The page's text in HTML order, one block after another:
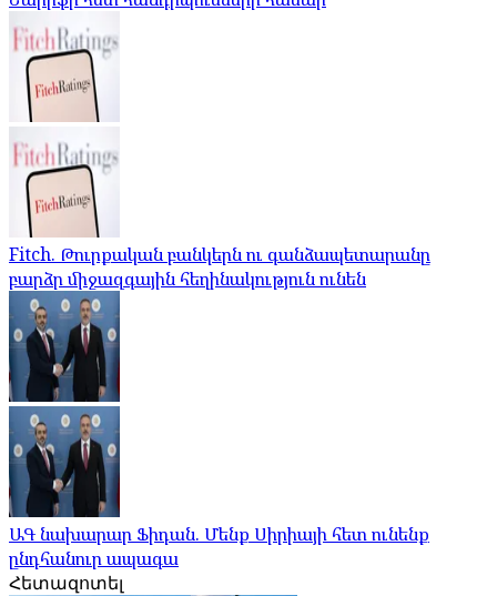
Fitch. Թուրքական բանկերն ու գանձապետարանը
բարձր միջազգային հեղինակություն ունեն
ԱԳ նախարար Ֆիդան. Մենք Սիրիայի հետ ունենք
ընդհանուր ապագա
Հետազոտել